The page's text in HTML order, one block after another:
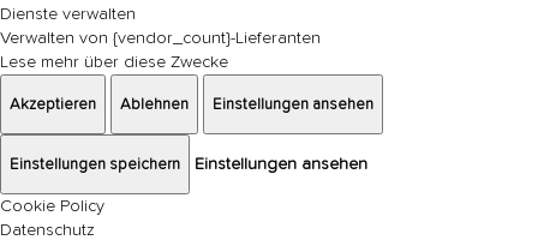
Dienste verwalten
Verwalten von {vendor_count}-Lieferanten
Lese mehr über diese Zwecke
Akzeptieren Ablehnen Einstellungen ansehen
Einstellungen speichern Einstellungen ansehen
Cookie Policy
Datenschutz